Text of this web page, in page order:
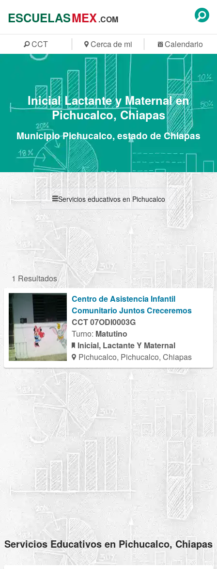
ESCUELASMEX.COM
CCT Cerca de mi Calendario
Inicial Lactante y Maternal en
Pichucalco, Chiapas
Municipio Pichucalco, estado de Chiapas
Servicios educativos en Pichucalco
1 Resultados
Centro de Asistencia Infantil
Comunitario Juntos Creceremos
CCT 07ODI0003G
Turno: Matutino
Inicial, Lactante Y Maternal
Pichucalco, Pichucalco, Chiapas
Servicios Educativos en Pichucalco, Chiapas